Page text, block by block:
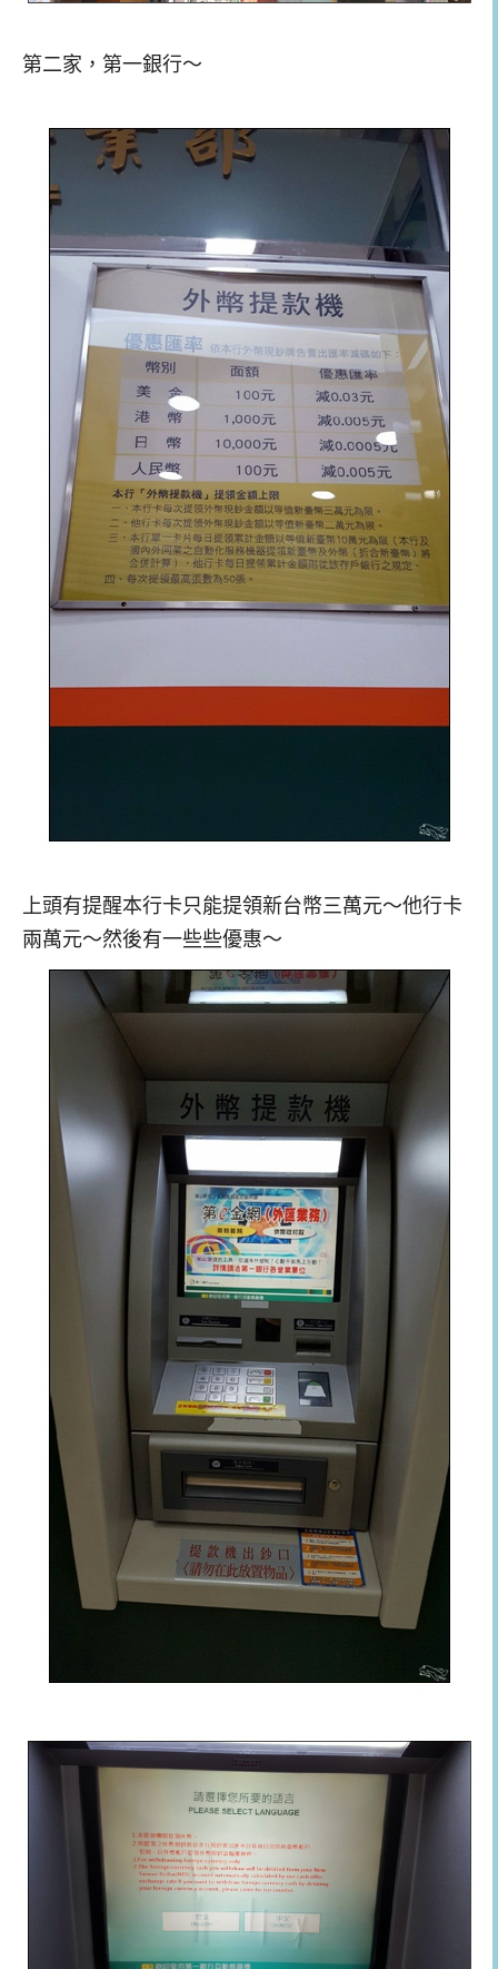
第二家，第一銀行～
上頭有提醒本行卡只能提領新台幣三萬元～他行卡
兩萬元～然後有一些些優惠～